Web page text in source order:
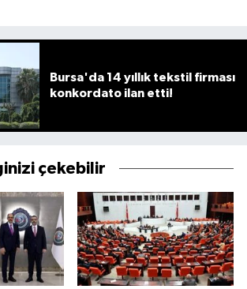
Bursa'da 14 yıllık tekstil firması
konkordato ilan etti!
çekebilir